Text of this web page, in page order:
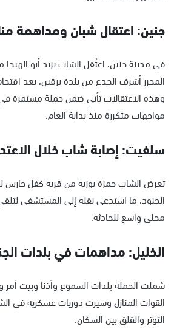
جنين: اعتقال شبان ومداهمة
في مدينة جنين، اعتُقل الشاب يزيد أبو الهيجا
المحرر أشرف الجدع من بلدة برقين، بعد
وهذه الاعتقالات تأتي ضمن حملة مستمرة
مواجهات متكررة منذ بداية العام.
سلفيت: إصابة شاب خلال
تعرض الشاب حمزة بوزية من قرية كفل حارس
الجنود، ما استدعى نقله إلى المستشفى
محلي واسع للحادثة.
الخليل: مداهمات في بلدات
شملت الحملة بلدات السموع وأذنا وبيت
القوات المنازل وسيرت دوريات عسكرية في
التوتر والقلق بين السكان.